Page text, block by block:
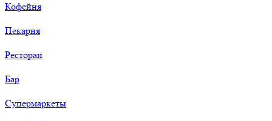
Кофейня
Пекарня
Ресторан
Бар
Супермаркеты